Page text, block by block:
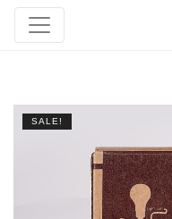
SALE!